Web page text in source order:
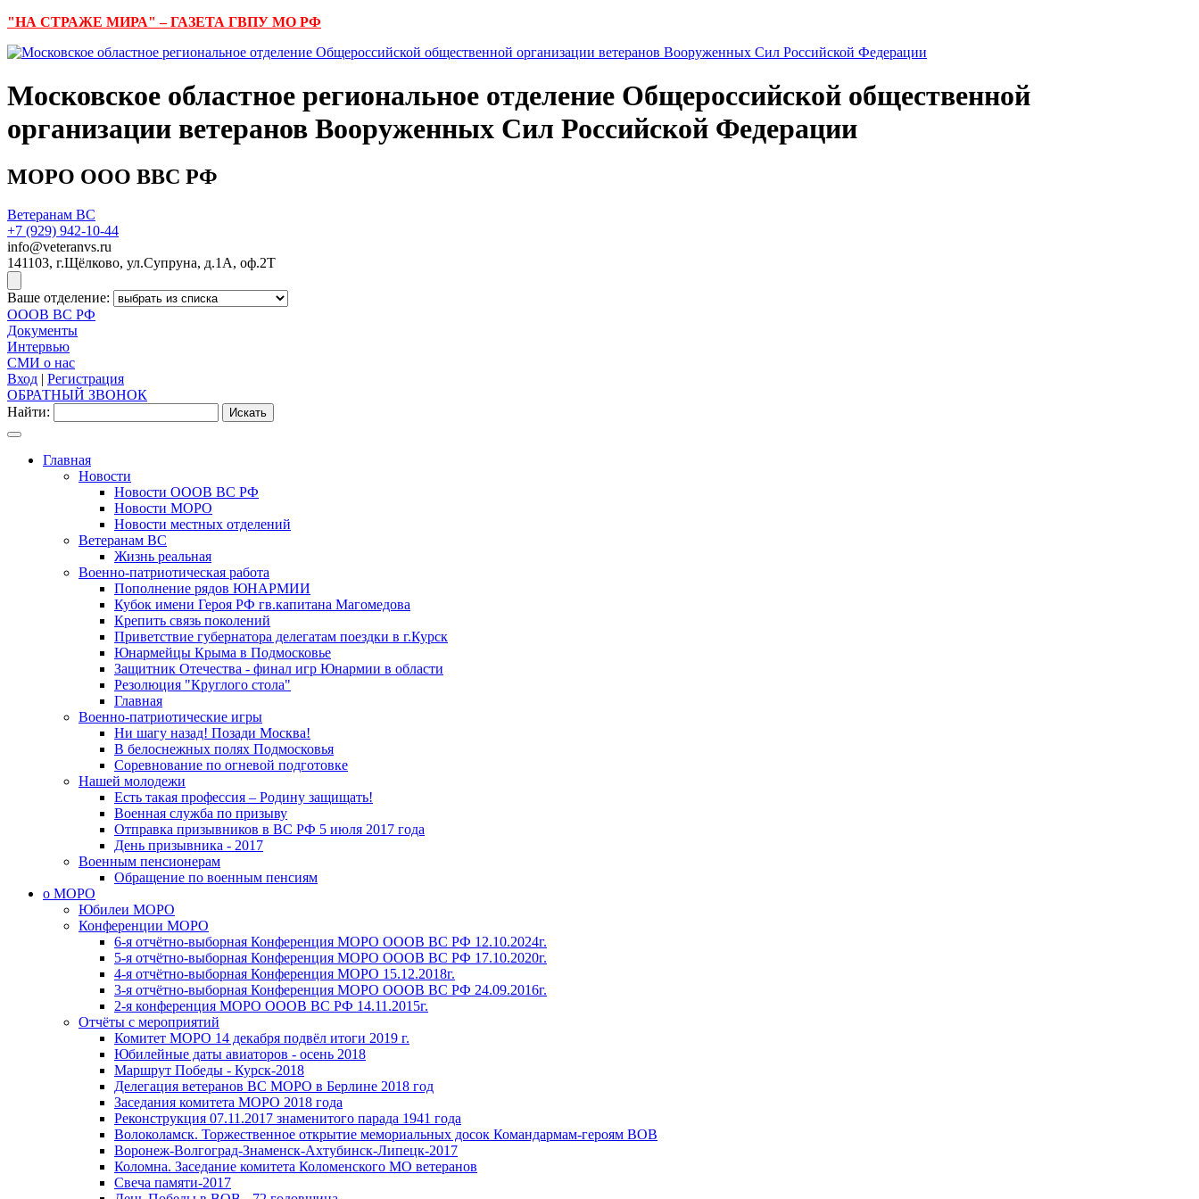
"НА СТРАЖЕ МИРА" – ГАЗЕТА ГВПУ МО РФ
Московское областное региональное отделение Общероссийской общественной
организации ветеранов Вооруженных Сил Российской Федерации
МОРО ООО ВВС РФ
Ветеранам ВС
+7 (929) 942-10-44
info@veteranvs.ru
141103, г.Щёлково, ул.Супруна, д.1А, оф.2Т
Ваше отделение:
ОООВ ВС РФ
Документы
Интервью
СМИ о нас
Вход | Регистрация
ОБРАТНЫЙ ЗВОНОК
Найти:
Главная
Новости
Новости ОООВ ВС РФ
Новости МОРО
Новости местных отделений
Ветеранам ВС
Жизнь реальная
Военно-патриотическая работа
Пополнение рядов ЮНАРМИИ
Кубок имени Героя РФ гв.капитана Магомедова
Крепить связь поколений
Приветствие губернатора делегатам поездки в г.Курск
Юнармейцы Крыма в Подмосковье
Защитник Отечества - финал игр Юнармии в области
Резолюция "Круглого стола"
Главная
Военно-патриотические игры
Ни шагу назад! Позади Москва!
В белоснежных полях Подмосковья
Соревнование по огневой подготовке
Нашей молодежи
Есть такая профессия – Родину защищать!
Военная служба по призыву
Отправка призывников в ВС РФ 5 июля 2017 года
День призывника - 2017
Военным пенсионерам
Обращение по военным пенсиям
о МОРО
Юбилеи МОРО
Конференции МОРО
6-я отчётно-выборная Конференция МОРО ОООВ ВС РФ 12.10.2024г.
5-я отчётно-выборная Конференция МОРО ОООВ ВС РФ 17.10.2020г.
4-я отчётно-выборная Конференция МОРО 15.12.2018г.
3-я отчётно-выборная Конференция МОРО ОООВ ВС РФ 24.09.2016г.
2-я конференция МОРО ОООВ ВС РФ 14.11.2015г.
Отчёты с мероприятий
Комитет МОРО 14 декабря подвёл итоги 2019 г.
Юбилейные даты авиаторов - осень 2018
Маршрут Победы - Курск-2018
Делегация ветеранов ВС МОРО в Берлине 2018 год
Заседания комитета МОРО 2018 года
Реконструкция 07.11.2017 знаменитого парада 1941 года
Волоколамск. Торжественное открытие мемориальных досок Командармам-героям ВОВ
Воронеж-Волгоград-Знаменск-Ахтубинск-Липецк-2017
Коломна. Заседание комитета Коломенского МО ветеранов
Свеча памяти-2017